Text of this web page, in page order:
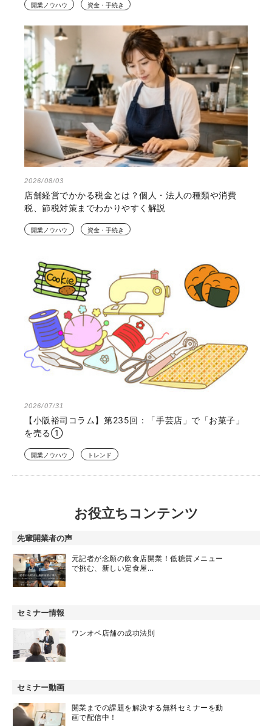
開業ノウハウ 資金・手続き
2026/08/03
店舗経営でかかる税金とは？個人・法人の種類や消費
税、節税対策までわかりやすく解説
開業ノウハウ 資金・手続き
2026/07/31
【小阪裕司コラム】第235回：「手芸店」で「お菓子」
を売る①
開業ノウハウ トレンド
お役立ちコンテンツ
先輩開業者の声
元記者が念願の飲食店開業！低糖質メニュー
で挑む、新しい定食屋…
セミナー情報
ワンオペ店舗の成功法則
セミナー動画
開業までの課題を解決する無料セミナーを動
画で配信中！